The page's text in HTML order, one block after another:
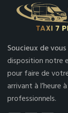
Soucieux de
disposition notre
pour faire de
arrivant à l’heure
professionnels.